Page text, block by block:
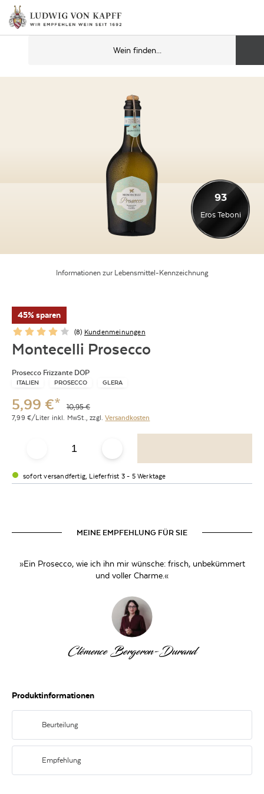
Informationen zur Lebensmittel-Kennzeichnung
93
Eros Teboni
45% sparen
(8) Kundenmeinungen
Montecelli Prosecco
Prosecco Frizzante DOP
ITALIEN PROSECCO GLERA
5,99 €* 10,95€
7,99 €/Liter inkl. MwSt., zzgl.Versandkosten
sofort versandfertig, Lieferfrist 3 - 5 Werktage
MEINE EMPFEHLUNG FÜR SIE
»Ein Prosecco, wie ich ihn mir wünsche: frisch, unbekümmert
und voller Charme.«
Clémence Bergeron-Durand
Produktinformationen
Beurteilung
Helles Strohgelb mit feiner Perlage. Zitrus, Birne und weiße Blüten in der
Nase. Am Gaumen frisch und lebendig. Klar, spritzig und herrlich
unkompliziert bis ins Finale.
Empfehlung